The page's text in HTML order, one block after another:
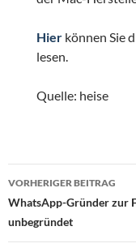
Hierkönnen Sie
lesen.
Quelle: heise
VORHERIGER BEITRAG
WhatsApp-Gründer zur
unbegründet